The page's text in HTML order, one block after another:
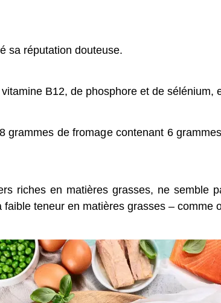
sa réputation douteuse.
B12, de phosphore et de
grammes de fromage contenant 6
riches en matières grasses, ne semble
teneur en matières grasses – comme